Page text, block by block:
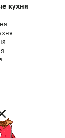
кухни